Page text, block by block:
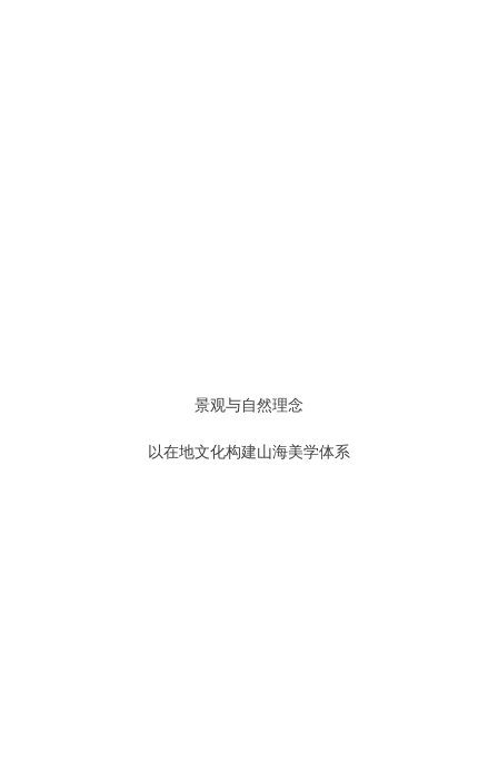
景观与自然理念
以在地文化构建山海美学体系